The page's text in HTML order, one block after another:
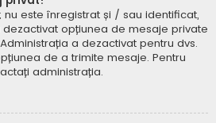
nu este înregistrat și / sau identificat,
dezactivat opțiunea de mesaje private
a dezactivat pentru dvs.
de a trimite mesaje. Pentru
administrația.